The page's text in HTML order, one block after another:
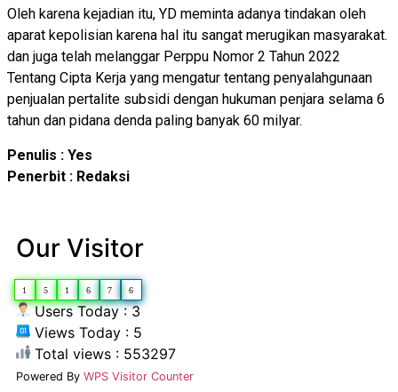
Oleh karena kejadian itu, YD meminta adanya tindakan oleh
aparat kepolisian karena hal itu sangat merugikan masyarakat.
dan juga telah melanggar Perppu Nomor 2 Tahun 2022
Tentang Cipta Kerja yang mengatur tentang penyalahgunaan
penjualan pertalite subsidi dengan hukuman penjara selama 6
tahun dan pidana denda paling banyak 60 milyar.
Penulis : Yes
Penerbit : Redaksi
Our Visitor
1 5 1 6 7 6
Users Today : 3
Views Today : 5
Total views : 553297
Powered By WPS Visitor Counter